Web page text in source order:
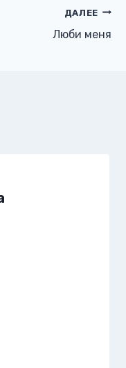
ДАЛЕЕ
Люби меня